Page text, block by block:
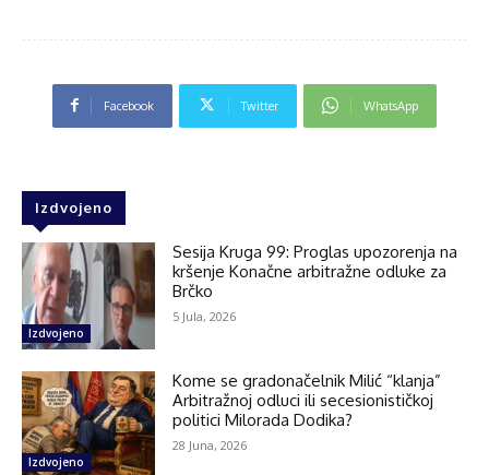
Facebook Twitter WhatsApp
Izdvojeno
Izdvojeno
Sesija Kruga 99: Proglas upozorenja na
kršenje Konačne arbitražne odluke za
Brčko
5 Jula, 2026
Izdvojeno
Kome se gradonačelnik Milić “klanja”
Arbitražnoj odluci ili secesionističkoj
politici Milorada Dodika?
28 Juna, 2026